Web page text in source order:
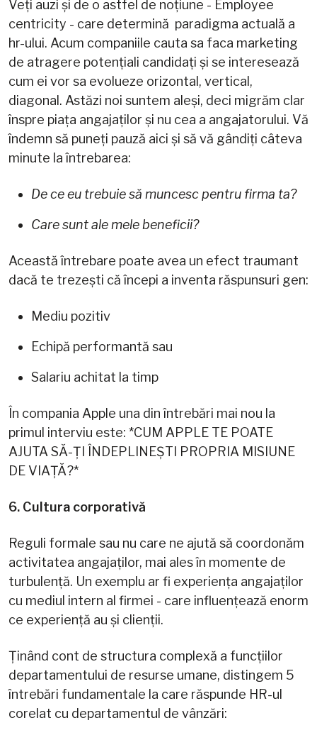
Veți auzi și de o astfel de noțiune - Employee
centricity - care determină paradigma actuală a
hr-ului. Acum companiile cauta sa faca marketing
de atragere potențiali candidați și se interesează
cum ei vor sa evolueze orizontal, vertical,
diagonal. Astăzi noi suntem aleși, deci migrăm clar
înspre piața angajaților și nu cea a angajatorului. Vă
îndemn să puneți pauză aici și să vă gândiți câteva
minute la întrebarea:
De ce eu trebuie să muncesc pentru firma ta?
Care sunt ale mele beneficii?
Această întrebare poate avea un efect traumant
dacă te trezești că începi a inventa răspunsuri gen:
Mediu pozitiv
Echipă performantă sau
Salariu achitat la timp
În compania Apple una din întrebări mai nou la
primul interviu este: *CUM APPLE TE POATE
AJUTA SĂ-ȚI ÎNDEPLINEȘTI PROPRIA MISIUNE
DE VIAȚĂ?*
6. Cultura corporativă
Reguli formale sau nu care ne ajută să coordonăm
activitatea angajaților, mai ales în momente de
turbulență. Un exemplu ar fi experiența angajaților
cu mediul intern al firmei - care influențează enorm
ce experiență au și clienții.
Ținând cont de structura complexă a funcțiilor
departamentului de resurse umane, distingem 5
întrebări fundamentale la care răspunde HR-ul
corelat cu departamentul de vânzări: